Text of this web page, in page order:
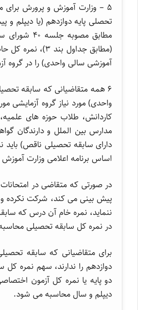
۵ – وزارت آموزش و پرورش
تحصلی پایه دوازدهم (یا دیپلم
مطابق
(مطابق جداول
آموزشی سالی واحدی) را در
۶ همه متقاضیانی که سابقه
واحدی) مورد نیاز گروه آزمایشی
مدارس بین الملل و دارندگان
دارای سابقه تحصیلی ناقص)
اساس برنامه اعلامی وزارت
در صورتی که متقاضی در
پیش بینی می کند، شرکت نکرده و
در نمره کل سابقه تحصیلی
برای متقاضیانی که سابقه
دوازدهم را ندارند، سهم نمره کل
دو پایه یا نمره کل آزمون
دیپلم و سال محاسبه می شود.